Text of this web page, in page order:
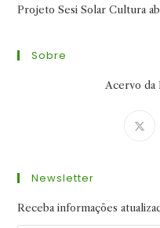
Projeto Sesi Solar Cultura
Sobre
Acervo da
Newsletter
Receba informações